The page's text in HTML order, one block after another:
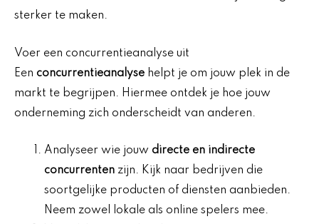
sterker te maken.
Voer een concurrentieanalyse uit
Een concurrentieanalyse helpt je om jouw plek in de
markt te begrijpen. Hiermee ontdek je hoe jouw
onderneming zich onderscheidt van anderen.
Analyseer wie jouw directe en indirecte
concurrenten zijn. Kijk naar bedrijven die
soortgelijke producten of diensten aanbieden.
Neem zowel lokale als online spelers mee.